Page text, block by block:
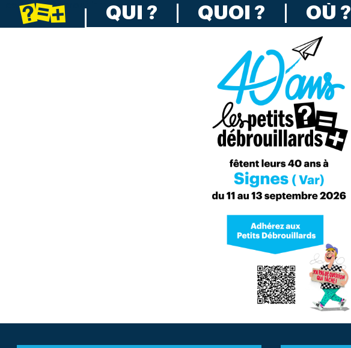
Les Petits DébrouillardsQUI ? QUOI ? OÙ ?